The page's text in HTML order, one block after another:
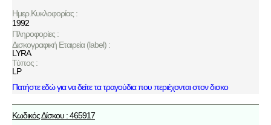
Ημερ.Κυκλοφορίας :
1992
Πληροφορίες :
Δισκογραφική Εταιρεία (label) :
LYRA
Τύπος :
LP
Πατήστε εδώ για να δείτε τα τραγούδια που περιέχονται στον δισκο
Κωδικός Δίσκου : 465917